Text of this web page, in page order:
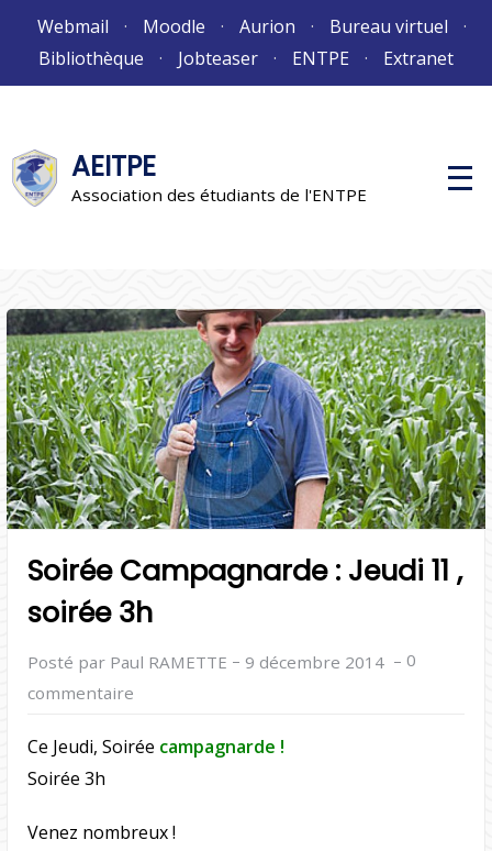
Webmail Moodle Aurion
Bureau virtuel
Bibliothèque
Jobteaser ENTPE Extranet
AEITPE
Association des étudiants de l'ENTPE
M
e
c
i
p
a
l
Soirée Campagnarde : Jeudi 11 ,
soirée 3h
Posté par Paul RAMETTE – 9 décembre 2014 – 0
commentaire
Ce Jeudi, Soirée campagnarde !
Soirée 3h
Venez nombreux !